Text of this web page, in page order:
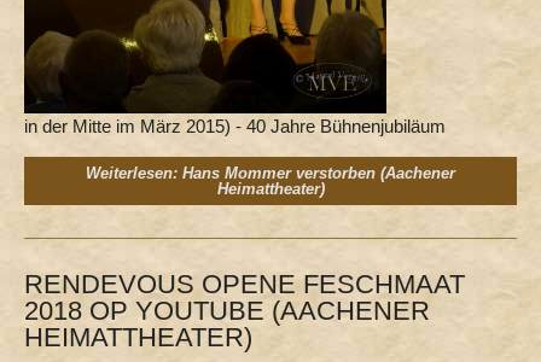
in der Mitte im März 2015) - 40 Jahre Bühnenjubiläum
Weiterlesen: Hans Mommer verstorben (Aachener
Heimattheater)
RENDEVOUS OPENE FESCHMAAT
2018 OP YOUTUBE (AACHENER
HEIMATTHEATER)